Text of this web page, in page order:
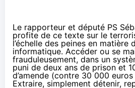
Le rapporteur et député PS
profite de ce texte sur le
l’échelle des peines en matière
informatique. Accéder ou se
frauduleusement, dans un
puni de deux ans de prison et
d’amende (contre 30 000
Extraire, simplement détenir,